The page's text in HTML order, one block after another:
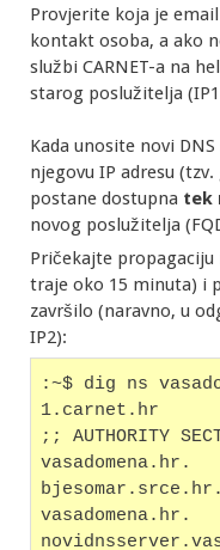
Provjerite koja je
kontakt osoba, a ako
službi CARNET-a na
starog poslužitelja
Kada unosite novi
njegovu IP adresu
postane dostupna tek
novog poslužitelja
Pričekajte
traje oko 15 minuta) i
završilo (naravno, u
IP2):
:~$ dig ns
1.carnet.hr
;; AUTHORITY
vasadomena.hr.
bjesomar.srce.hr.
vasadomena.hr.